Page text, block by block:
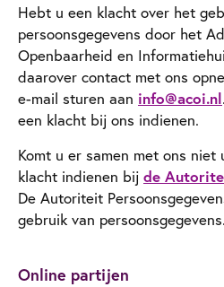
Hebt u een klacht over het
persoonsgegevens door het
Openbaarheid en
daarover contact met ons
e-mail sturen aan info@acoi.nl
een klacht bij ons indienen.
Komt u er samen met ons
klacht indienen bij de
De Autoriteit
gebruik van persoonsgegevens.
Online partijen